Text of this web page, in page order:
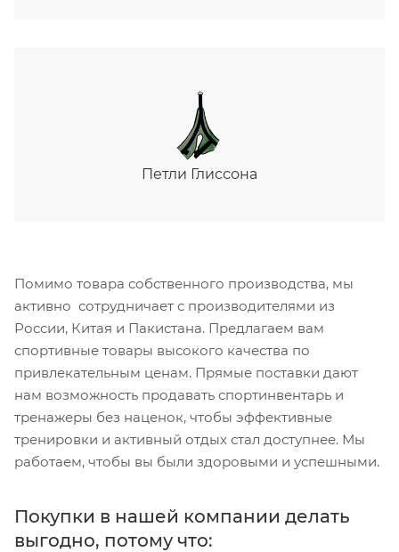
Петли Глиссона
Помимо товара собственного производства, мы
активно сотрудничает с производителями из
России, Китая и Пакистана. Предлагаем вам
спортивные товары высокого качества по
привлекательным ценам. Прямые поставки дают
нам возможность продавать спортинвентарь и
тренажеры без наценок, чтобы эффективные
тренировки и активный отдых стал доступнее. Мы
работаем, чтобы вы были здоровыми и успешными.
Покупки в нашей компании делать
выгодно, потому что: